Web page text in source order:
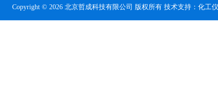
Copyright © 2026 北京哲成科技有限公司 版权所有 技术支持： 化工